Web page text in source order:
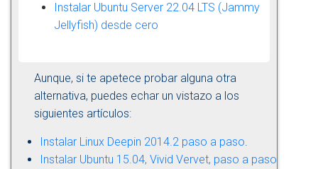
Instalar Ubuntu Server 22.04 LTS (Jammy
Jellyfish) desde cero
Aunque, si te apetece probar alguna otra
alternativa, puedes echar un vistazo a los
siguientes artículos:
Instalar Linux Deepin 2014.2 paso a paso
Instalar Ubuntu 15.04, Vivid Vervet, paso a paso